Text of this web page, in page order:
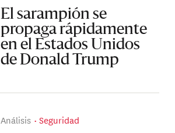
El sarampión se
propaga rápidamente
en el Estados Unidos
de Donald Trump
Análisis Seguridad